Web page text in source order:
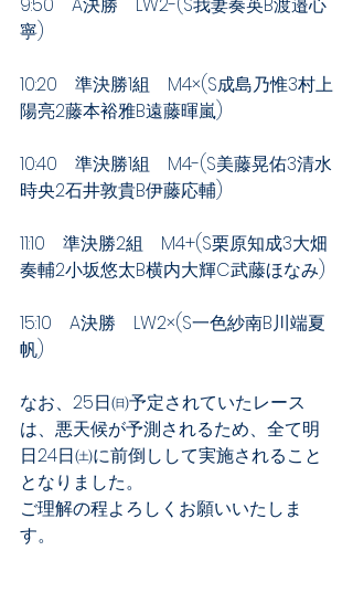
寧)
10:20　準決勝1組　M4×(S成島乃惟3村上
陽亮2藤本裕雅B遠藤暉嵐)
10:40　準決勝1組　M4-(S美藤晃佑3清水
時央2石井敦貴B伊藤応輔)
11:10　準決勝2組　M4+(S栗原知成3大畑
奏輔2小坂悠太B横内大輝C武藤ほなみ)
15:10　A決勝　LW2×(S一色紗南B川端夏
帆)
なお、25日㈰予定されていたレース
は、悪天候が予測されるため、全て明
日24日㈯に前倒しして実施されること
となりました。
ご理解の程よろしくお願いいたしま
す。